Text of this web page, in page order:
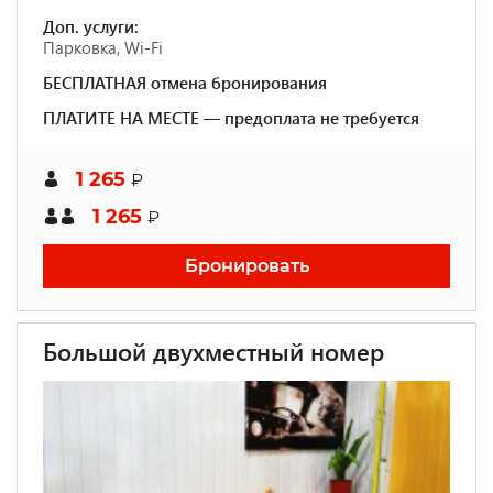
Доп. услуги:
Парковка, Wi-Fi
БЕСПЛАТНАЯ отмена бронирования
ПЛАТИТЕ НА МЕСТЕ — предоплата не требуется
1 265 ₽
1 265 ₽
Бронировать
Большой двухместный номер